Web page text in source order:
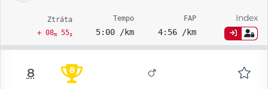
Ztráta
+ 08m55s
Tempo
5:00 /km
FAP
4:56 /km
Index
8 8